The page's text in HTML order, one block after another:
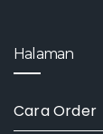
Halaman
Cara Order